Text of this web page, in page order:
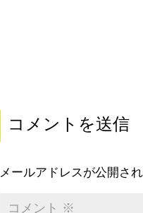
コメントを送信
メールアドレスが公開さ